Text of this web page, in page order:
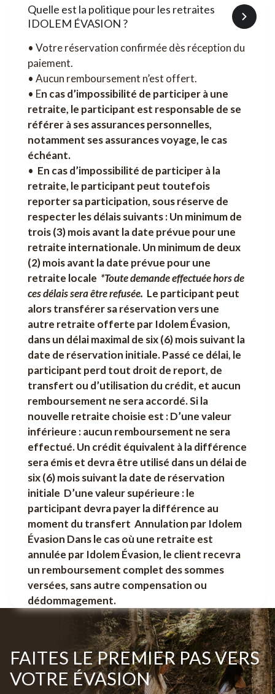
Quelle est la politique pour les retraites
IDOLEM ÉVASION ?
• Votre réservation confirmée dès réception du
paiement.
• Aucun remboursement n’est offert.
• En cas d’impossibilité de participer à une
retraite, le participant est responsable de se
référer à ses assurances personnelles,
notamment ses assurances voyage, le cas
échéant.
• En cas d’impossibilité de participer à la
retraite, le participant peut toutefois
reporter sa participation, sous réserve de
respecter les délais suivants : Un minimum de
trois (3) mois avant la date prévue pour une
retraite internationale. Un minimum de deux
(2) mois avant la date prévue pour une
retraite locale *Toute demande effectuée hors de
ces délais sera être refusée. Le participant peut
alors transférer sa réservation vers une
autre retraite offerte par Idolem Évasion,
dans un délai maximal de six (6) mois suivant la
date de réservation initiale. Passé ce délai, le
participant perd tout droit de report, de
transfert ou d’utilisation du crédit, et aucun
remboursement ne sera accordé. Si la
nouvelle retraite choisie est : D’une valeur
inférieure : aucun remboursement ne sera
effectué. Un crédit équivalent à la différence
sera émis et devra être utilisé dans un délai de
six (6) mois suivant la date de réservation
initiale D’une valeur supérieure : le
participant devra payer la différence au
moment du transfert Annulation par Idolem
Évasion Dans le cas où une retraite est
annulée par Idolem Évasion, le client recevra
un remboursement complet des sommes
versées, sans autre compensation ou
dédommagement.
FAITES LE PREMIER PAS VERS
VOTRE ÉVASION